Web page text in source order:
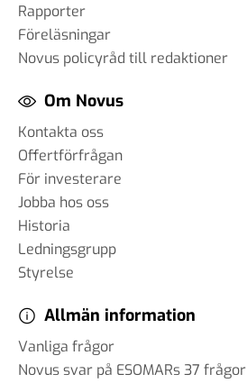
Rapporter
Föreläsningar
Novus policyråd till redaktioner
Om Novus
Kontakta oss
Offertförfrågan
För investerare
Jobba hos oss
Historia
Ledningsgrupp
Styrelse
Allmän information
Vanliga frågor
Novus svar på ESOMARs 37 frågor